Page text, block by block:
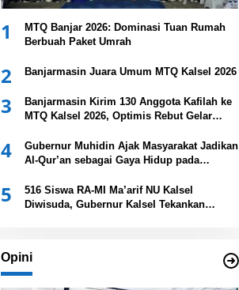
1
MTQ Banjar 2026: Dominasi Tuan Rumah
Berbuah Paket Umrah
2 Banjarmasin Juara Umum MTQ Kalsel 2026
3
Banjarmasin Kirim 130 Anggota Kafilah ke
MTQ Kalsel 2026, Optimis Rebut Gelar
4
Gubernur Muhidin Ajak Masyarakat Jadikan
Al-Qur’an sebagai Gaya Hidup pada
Provinsi Kalsel
5
516 Siswa RA-MI Ma’arif NU Kalsel
Diwisuda, Gubernur Kalsel Tekankan
Opini